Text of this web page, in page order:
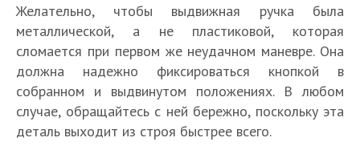
Желательно, чтобы выдвижная ручка была
металлической, а не пластиковой, которая
сломается при первом же неудачном маневре. Она
должна надежно фиксироваться кнопкой в
собранном и выдвинутом положениях. В любом
случае, обращайтесь с ней бережно, поскольку эта
деталь выходит из строя быстрее всего.